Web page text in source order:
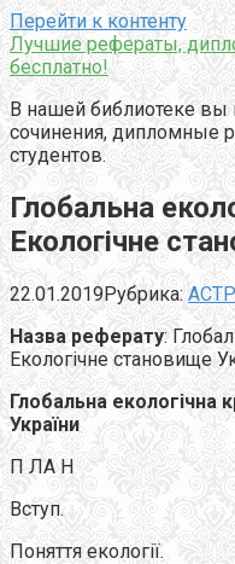
Перейти к контенту
Лучшие рефераты,
бесплатно!
В нашей библиотеке вы
сочинения, дипломные
студентов.
Глобальна
Екологічне
22.01.2019Рубрика:
Назва реферату:
Екологічне становище
Глобальна екологічна
України
П ЛА Н
Вступ.
Поняття екології.